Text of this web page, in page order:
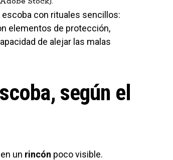
con rituales sencillos:
elementos de protección,
de alejar las malas
según el
un rincón poco visible.